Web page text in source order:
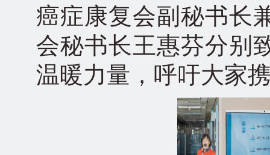
癌症康复会副秘书长
会秘书长王惠芬分别
温暖力量，呼吁大家